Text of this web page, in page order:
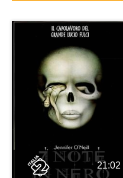
21:02